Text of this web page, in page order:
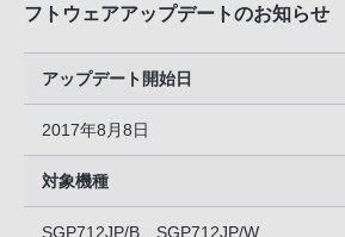
フトウェアアップデートのお知らせ
アップデート開始日
2017年8月8日
対象機種
SGP712JP/B、SGP712JP/W